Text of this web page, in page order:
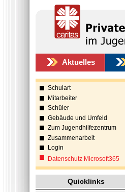
Aktuelles
Schulart
Mitarbeiter
Schüler
Gebäude und Umfeld
Zum Jugendhilfezentrum
Zusammenarbeit
Login
Datenschutz Microsoft365
Quicklinks